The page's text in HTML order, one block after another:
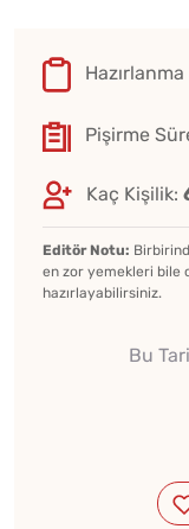
Pişirme
Kaç Kişilik:
Editör Notu:
en zor yemekleri bile
hazırlayabilirsiniz.
Bu